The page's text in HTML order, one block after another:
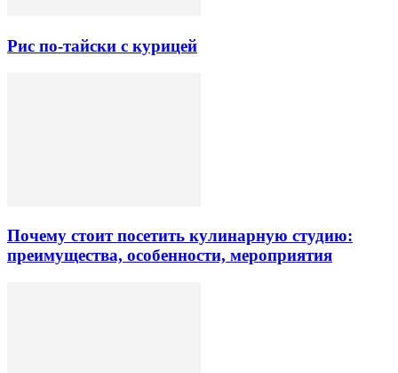
Рис по-тайски с курицей
Почему стоит посетить кулинарную студию:
преимущества, особенности, мероприятия